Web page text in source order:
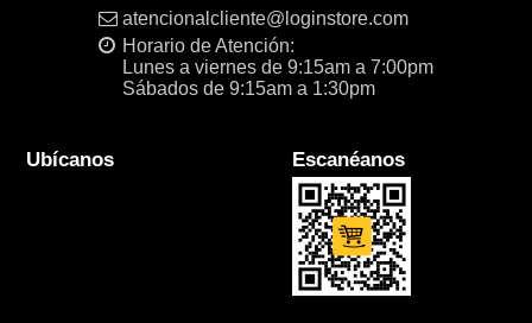
atencionalcliente@loginstore.com
Horario de Atención:
Lunes a viernes de 9:15am a 7:00pm
Sábados de 9:15am a 1:30pm
Ubícanos Escanéanos